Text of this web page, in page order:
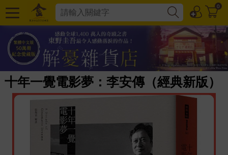
0
十年一覺電影夢：李安傳（經典新版）